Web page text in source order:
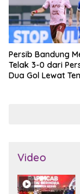
Persib Bandung
Telak 3-0 dari
Dua Gol Lewat
Video